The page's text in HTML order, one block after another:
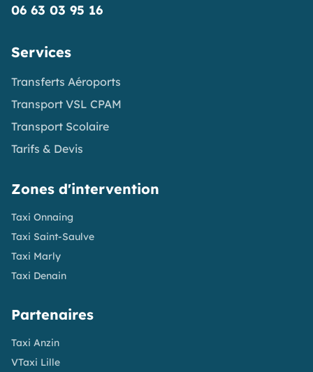
06 63 03 95 16
Services
Transferts Aéroports
Transport VSL CPAM
Transport Scolaire
Tarifs & Devis
Zones d'intervention
Taxi Onnaing
Taxi Saint-Saulve
Taxi Marly
Taxi Denain
Partenaires
Taxi Anzin
VTaxi Lille